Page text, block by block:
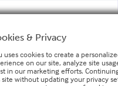
& Privacy
uses cookies to create a
on our site, analyze site
in our marketing efforts.
site without updating your privacy